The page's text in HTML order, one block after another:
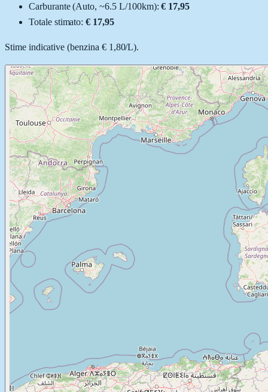
Carburante (Auto, ~6.5 L/100km): € 17,95
Totale stimato:€ 17,95
Stime indicative (benzina € 1,80/L).